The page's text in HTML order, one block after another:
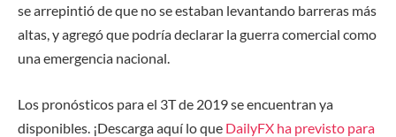
se arrepintió de que no se estaban levantando barreras más
altas, y agregó que podría declarar la guerra comercial como
una emergencia nacional.
Los pronósticos para el 3T de 2019 se encuentran ya
disponibles. ¡Descarga aquí lo que DailyFX ha previsto para